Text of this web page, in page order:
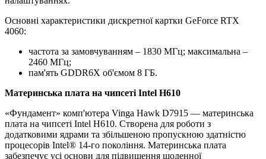
Основні характеристики дискретної картки GeForce RTX
4060:
частота за замовчуванням – 1830 МГц; максимальна –
2460 МГц;
пам'ять GDDR6X об'ємом 8 ГБ.
Материнська плата на чипсеті Intel H610
«Фундамент» комп'ютера Vinga Hawk D7915 — материнська
плата на чипсеті Intel H610. Створена для роботи з
додатковими ядрами та збільшеною пропускною здатністю
процесорів Intel® 14-го покоління. Материнська плата
забезпечує усі основи для підвищення щоденної